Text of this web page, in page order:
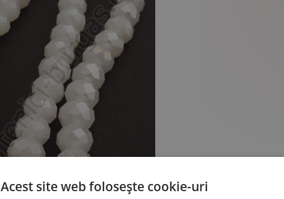
Acest site web folosește cookie-uri